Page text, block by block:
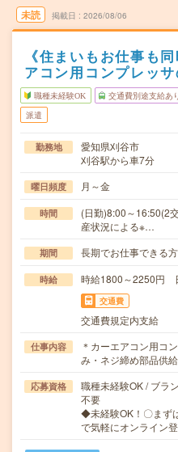
未読 掲載日 2026/08/06
《住まいもお仕事も
アコン用コンプレッ
職種未経験OK 交通費別途支給あ
派遣
勤務地
愛知県刈谷市
刈谷駅から車7分
曜日頻度 月～金
時間
(日勤)8:00～16:50(2
産状況による※…
期間 長期でお仕事できる
時給 時給1800～2250円
交通費
交通費規定内支給
仕事内容
＊カーエアコン用コ
み・ネジ締め部品供
応募資格
職種未経験OK / ブラ
不要
◆未経験OK！〇まず
で気軽にオンライン